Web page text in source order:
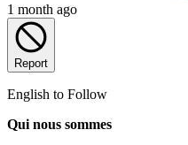
1 month ago
Report
English to Follow
Qui nous sommes